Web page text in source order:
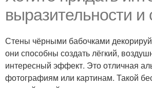
выразительности и
Стены чёрными бабочками
они способны создать лёгкий,
интересный эффект. Это отличная
фотографиям или картинам. Такой